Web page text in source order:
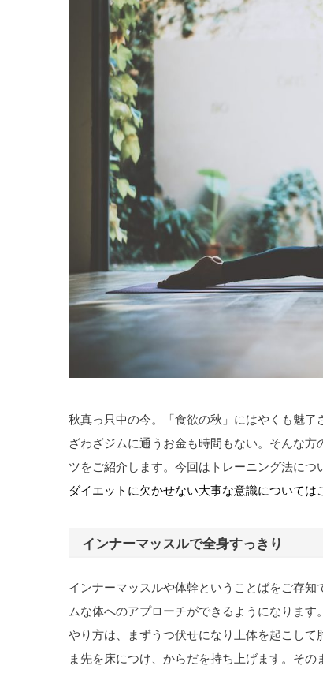
秋真っ只中の今。「食欲の秋」にはやくも魅
ざわざジムに通うお金も時間もない。そんな
ツをご紹介します。今回はトレーニング法につ
ダイエットに欠かせない大事な意識については
インナーマッスルで全身すっきり
インナーマッスルや体幹ということばをご存
ムな体へのアプローチができるようになります。
やり方は、まずうつ伏せになり上体を起こし
ま先を床につけ、からだを持ち上げます。そ